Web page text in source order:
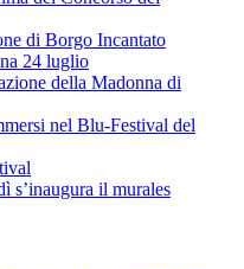
di Borgo Incantato
24 luglio
della Madonna di
nel Blu-Festival del
il murales